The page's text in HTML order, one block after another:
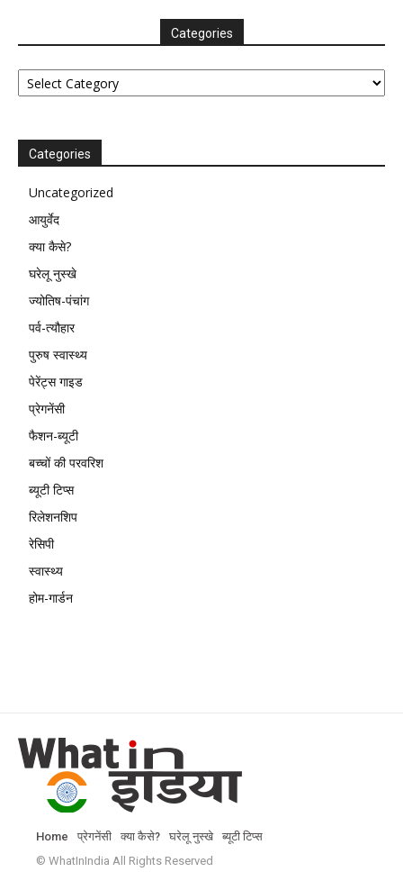
Categories
Categories
Categories
Uncategorized
आयुर्वेद
क्या कैसे?
घरेलू नुस्खे
ज्योतिष-पंचांग
पर्व-त्यौहार
पुरुष स्वास्थ्य
पेरेंट्स गाइड
प्रेगनेंसी
फैशन-ब्यूटी
बच्चों की परवरिश
ब्यूटी टिप्स
रिलेशनशिप
रेसिपी
स्वास्थ्य
होम-गार्डन
Home प्रेगनेंसी क्या कैसे? घरेलू नुस्खे
ब्यूटी टिप्स
© WhatInIndia All Rights Reserved